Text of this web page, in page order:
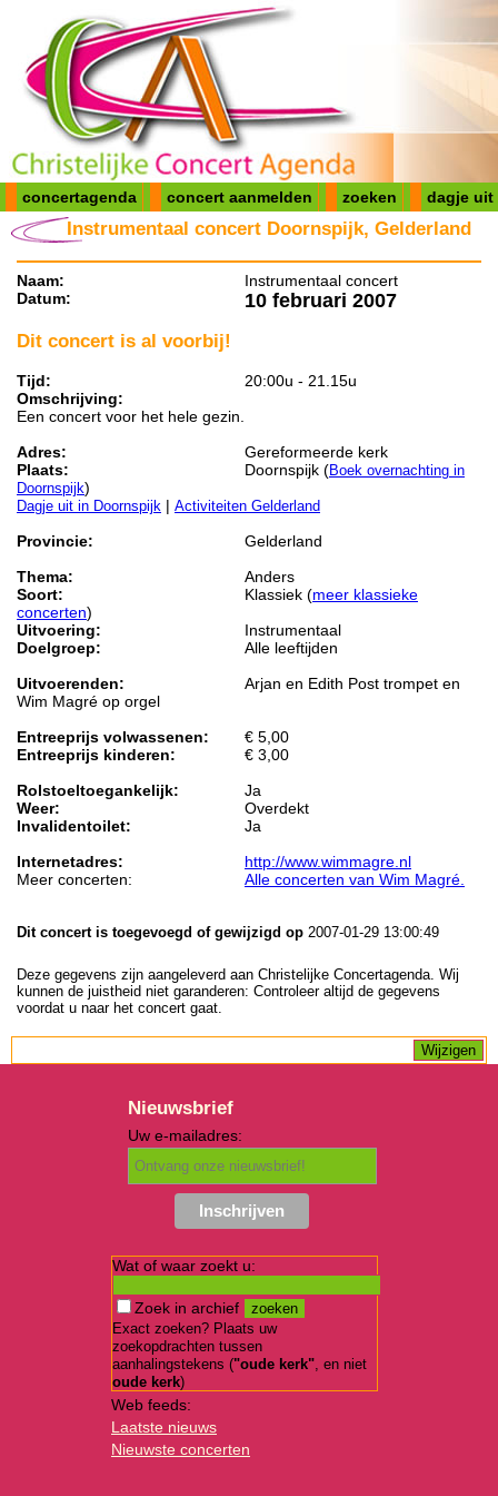
concertagenda concert aanmelden zoeken dagje uit
Instrumentaal concert Doornspijk, Gelderland
Naam:
Instrumentaal concert
Datum:
10 februari 2007
Dit concert is al voorbij!
Tijd:
20:00u - 21.15u
Omschrijving:
Een concert voor het hele gezin.
Adres:
Gereformeerde kerk
Plaats:
Doornspijk (Boek overnachting in
Doornspijk)
Dagje uit in Doornspijk | Activiteiten Gelderland
Provincie:
Gelderland
Thema:
Anders
Soort:
Klassiek (meer klassieke
concerten)
Uitvoering:
Instrumentaal
Doelgroep:
Alle leeftijden
Uitvoerenden:
Arjan en Edith Post trompet en
Wim Magré op orgel
Entreeprijs volwassenen:
€ 5,00
Entreeprijs kinderen:
€ 3,00
Rolstoeltoegankelijk:
Ja
Weer:
Overdekt
Invalidentoilet:
Ja
Internetadres:
http://www.wimmagre.nl
Meer concerten:
Alle concerten van Wim Magré.
Dit concert is toegevoegd of gewijzigd op 2007-01-29 13:00:49
Deze gegevens zijn aangeleverd aan Christelijke Concertagenda. Wij
kunnen de juistheid niet garanderen: Controleer altijd de gegevens
voordat u naar het concert gaat.
Nieuwsbrief
Uw e-mailadres:
Wat of waar zoekt u:
Zoek in archief
Exact zoeken? Plaats uw
zoekopdrachten tussen
aanhalingstekens ("oude kerk", en niet
oude kerk)
Web feeds:
Laatste nieuws
Nieuwste concerten